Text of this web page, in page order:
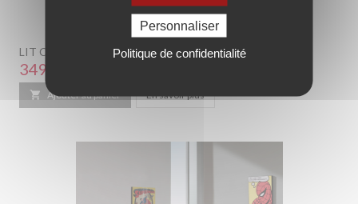
LIT CAMION DE POMPIER + SOMMIER – ENFANT
Prix
349,00 €
 Ajouter au panier En savoir plus
Personnaliser
Politique de confidentialité